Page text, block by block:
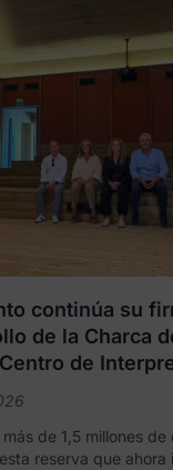
continúa su
de la Charca
de
de 1,5 millones de
reserva que ahora